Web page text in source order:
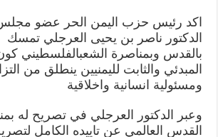
الامة
والغلبة
ستكون
من
نصيب
الشرفاء
اكد رئيس حزب اليمن الحر عضو
الدكتور ناصر بن يحيى العرجلي تمسك
بالقدس وبمناصرة الشعبالفلسطيني
المبدئي والثابت لليمنيين ينطلق من
ومسئولية انسانية واخلاقية
وعبر الدكتور العرجلي في تصريح له
القدس العالمي عن تاييده الكامل